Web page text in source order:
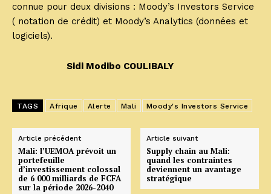
connue pour deux divisions : Moody’s Investors Service
( notation de crédit) et Moody’s Analytics (données et
logiciels).
Sidi Modibo COULIBALY
TAGS Afrique Alerte Mali Moody's Investors Service
Article précédent
Mali: l’UEMOA prévoit un
portefeuille
d’investissement colossal
de 6 000 milliards de FCFA
sur la période 2026-2040
Article suivant
Supply chain au Mali:
quand les contraintes
deviennent un avantage
stratégique